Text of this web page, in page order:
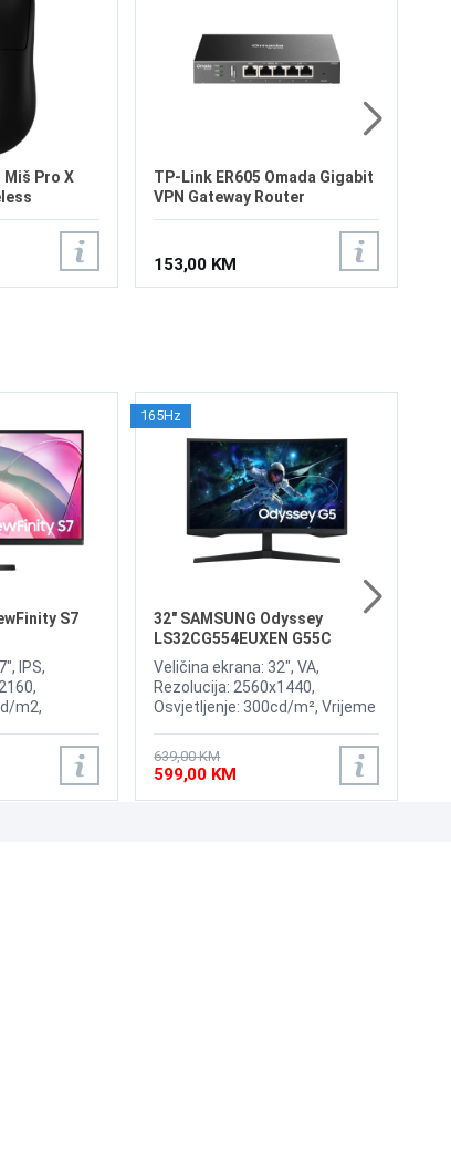
Miš Pro X
TP-Link ER605 Omada Gigabit
VPN Gateway Router
153,00 KM
S7
IPS,
m2,
odziva: 5ms,
165Hz
32" SAMSUNG Odyssey
LS32CG554EUXEN G55C
165Hz Gaming Curved Display
Veličina ekrana: 32", VA,
Rezolucija: 2560x1440,
Osvjetljenje: 300cd/m², Vrijeme
165Hz, HDR10, AMD FreeSync
Premium Pro, 1000R Curvature,
Priključci: HDMI, DisplayPort
639,00 KM
599,00 KM